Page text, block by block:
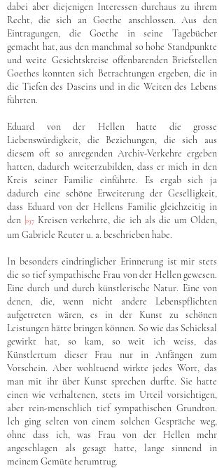
dabei aber diejenigen Interessen durchaus zu ihrem
Recht, die sich an Goethe anschlossen. Aus den
Eintragungen, die Goethe in seine Tagebücher
gemacht hat, aus den manchmal so hohe Standpunkte
und weite Gesichtskreise offenbarenden Briefstellen
Goethes konnten sich Betrachtungen ergeben, die in
die Tiefen des Daseins und in die Weiten des Lebens
führten.
Eduard von der Hellen hatte die grosse
Liebenswürdigkeit, die Beziehungen, die sich aus
diesem oft so anregenden Archiv-Verkehre ergeben
hatten, dadurch weiterzubilden, dass er mich in den
Kreis seiner Familie einführte. Es ergab sich ja
dadurch eine schöne Erweiterung der Geselligkeit,
dass Eduard von der Hellens Familie gleichzeitig in
den
197 Kreisen verkehrte, die ich als die um Olden,
um Gabriele Reuter u. a. beschrieben habe.
In besonders eindringlicher Erinnerung ist mir stets
die so tief sympathische Frau von der Hellen gewesen.
Eine durch und durch künstlerische Natur. Eine von
denen, die, wenn nicht andere Lebenspflichten
aufgetreten wären, es in der Kunst zu schönen
Leistungen hätte bringen können. So wie das Schicksal
gewirkt hat, so kam, so weit ich weiss, das
Künstlertum dieser Frau nur in Anfängen zum
Vorschein. Aber wohltuend wirkte jedes Wort, das
man mit ihr über Kunst sprechen durfte. Sie hatte
einen wie verhaltenen, stets im Urteil vorsichtigen,
aber rein-menschlich tief sympathischen Grundton.
Ich ging selten von einem solchen Gespräche weg,
ohne dass ich, was Frau von der Hellen mehr
angeschlagen als gesagt hatte, lange sinnend in
meinem Gemüte herumtrug.